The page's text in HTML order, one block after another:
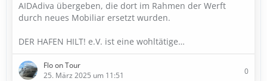
AIDAdiva übergeben, die dort im Rahmen der Werft
durch neues Mobiliar ersetzt wurden.
DER HAFEN HILT! e.V. ist eine wohltätige…
Flo on Tour
25. März 2025 um 11:51
0